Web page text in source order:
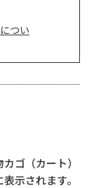
つい
ゴ（カート）
示されます。